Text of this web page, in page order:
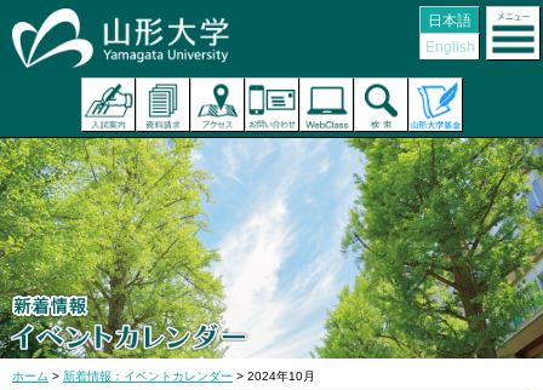
日本語
English
ホーム > 新着情報：イベントカレンダー > 2024年10月